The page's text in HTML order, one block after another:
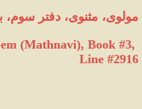
مولوی، مثنوی، دفتر سوم، بیت
(Mathnavi), Book #3,
Line #2916